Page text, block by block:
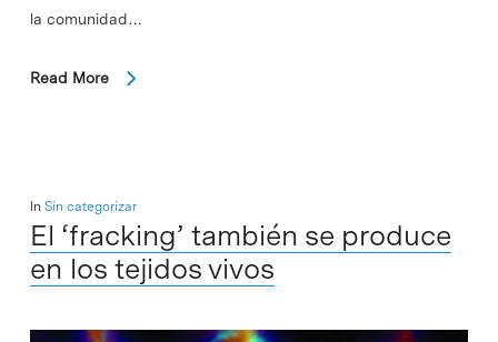
la comunidad…
Read More
In Sin categorizar
El ‘fracking’ también se produce
en los tejidos vivos